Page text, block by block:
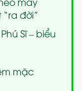
đời”
Sĩ – biểu
mặc